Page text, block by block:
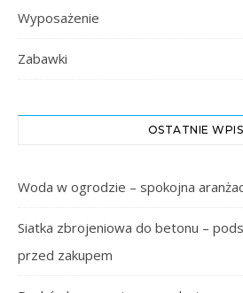
Wyposażenie
Zabawki
OSTATNIE
Woda w ogrodzie – spokojna
Siatka zbrojeniowa do betonu –
przed zakupem